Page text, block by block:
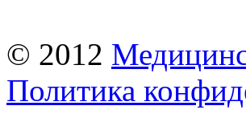
© 2012
Политика